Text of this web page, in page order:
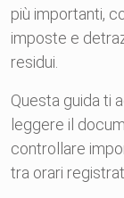
più importanti,
imposte e
residui.
Questa guida ti
leggere il
controllare
tra orari